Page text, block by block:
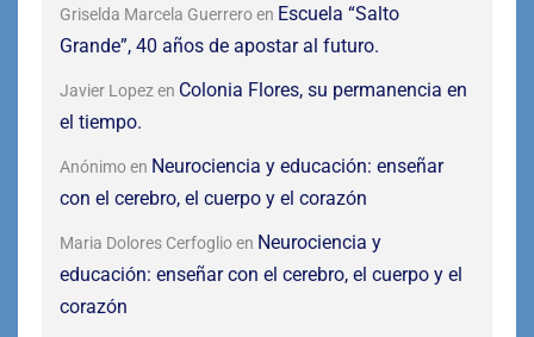
Griselda Marcela Guerreroen Escuela “Salto
Grande”, 40 años de apostar al futuro.
Javier Lopezen Colonia Flores, su permanencia en
el tiempo.
Anónimoen Neurociencia y educación: enseñar
con el cerebro, el cuerpo y el corazón
Maria Dolores Cerfoglioen Neurociencia y
educación: enseñar con el cerebro, el cuerpo y el
corazón